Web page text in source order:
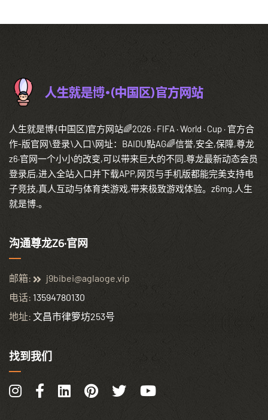
人生就是博·(中国区)官方网站🌈2026 · FIFA · World · Cup · 官方合
作-版官网\登录\入口\网址：BAIDU點AG🌈信誉,安全,保障,尊龙
z6·官网一个小小的改变,可以带来巨大的不同.尊龙最新动态会员
登录后,进入全站入口并下载APP,网页与手机版都能完美支持电
子竞技,真人互动与体育类游戏,带来极致游戏体验。z6mg.人生
就是博.。
沟通尊龙Z6·官网
邮箱:
j9bibei@aglaoge.vip
电话: 13594780130
地址: 文昌市律箩坊253号
找到我们